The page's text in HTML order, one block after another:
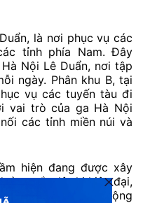
là nơi phục vụ các
tỉnh phía Nam. Đây
Nội Lê Duẩn, nơi tập
ngày. Phân khu B, tại
vụ các tuyến tàu đi
vai trò của ga Hà Nội
các tỉnh miền núi và
hiện đang được xây
sắt đô thị hiện đại,
giao thông công cộng